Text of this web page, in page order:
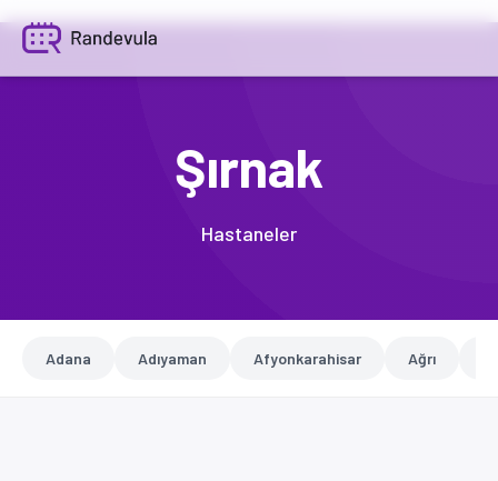
Şırnak
Hastaneler
Adana Adıyaman Afyonkarahisar Ağrı